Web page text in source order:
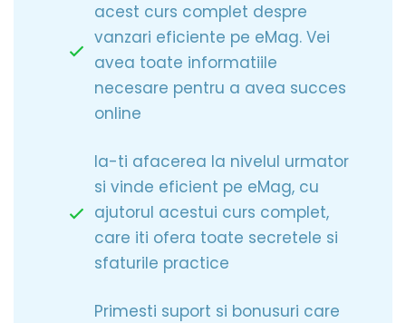
acest curs complet despre
vanzari eficiente pe eMag. Vei
avea toate informatiile
necesare pentru a avea succes
online
Ia-ti afacerea la nivelul urmator
si vinde eficient pe eMag, cu
ajutorul acestui curs complet,
care iti ofera toate secretele si
sfaturile practice
Primesti suport si bonusuri care